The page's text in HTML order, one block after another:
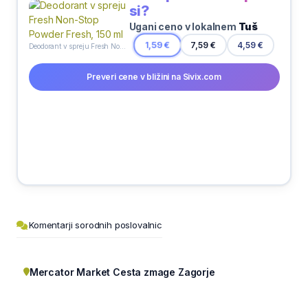
Deodorant v spreju Fresh Non-Stop Powder Fresh, 150 ml
si?
Ugani ceno v lokalnem Tuš
1,59 € 7,59 € 4,59 €
Preveri cene v bližini na Sivix.com
Komentarji sorodnih poslovalnic
Mercator Market Cesta zmage Zagorje